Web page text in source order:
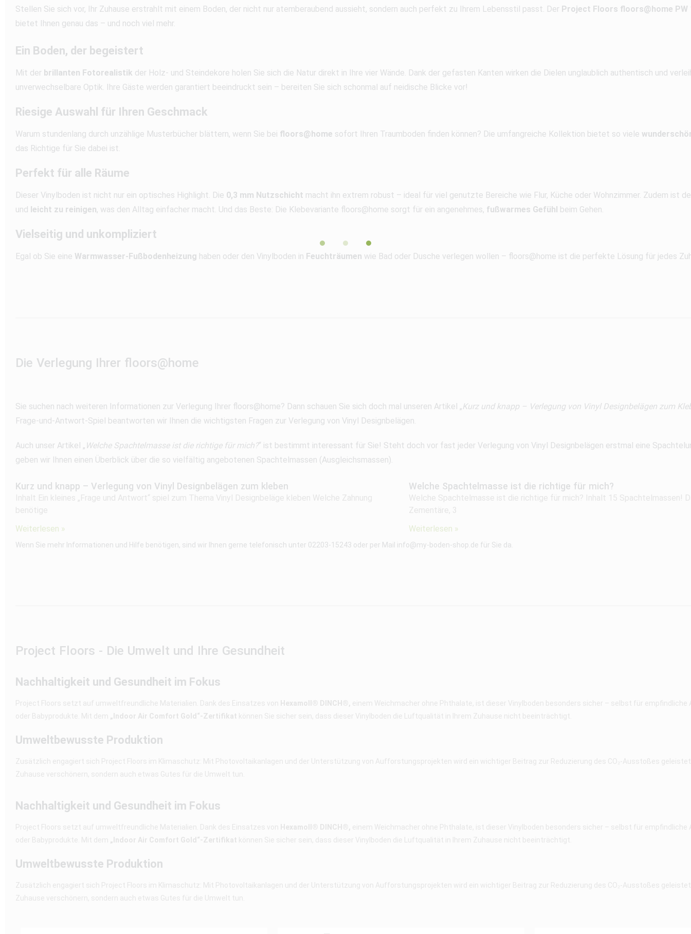
Stellen Sie sich vor, Ihr Zuhause erstrahlt mit einem Boden, der nicht nur atemberaubend aussieht, sondern auch perfekt zu Ihrem Lebensstil passt. Der Project Floors floors@home PW
bietet Ihnen genau das – und noch viel mehr.
Ein Boden, der begeistert
Mit der brillanten Fotorealistik der Holz- und Steindekore holen Sie sich die Natur direkt in Ihre vier Wände. Dank der gefasten Kanten wirken die Dielen unglaublich authentisch und
unverwechselbare Optik. Ihre Gäste werden garantiert beeindruckt sein – bereiten Sie sich schonmal auf neidische Blicke vor!
Riesige Auswahl für Ihren Geschmack
Warum stundenlang durch unzählige Musterbücher blättern, wenn Sie bei floors@home sofort Ihren Traumboden finden können? Die umfangreiche Kollektion bietet so viele
das Richtige für Sie dabei ist.
Perfekt für alle Räume
Dieser Vinylboden ist nicht nur ein optisches Highlight. Die 0,3 mm Nutzschicht macht ihn extrem robust – ideal für viel genutzte Bereiche wie Flur, Küche oder Wohnzimmer. Zudem ist
und
leicht zu reinigen, was den Alltag einfacher macht. Und das Beste: Die Klebevariante floors@home sorgt für ein angenehmes, fußwarmes Gefühl beim Gehen.
Vielseitig und unkompliziert
Egal ob Sie eine Warmwasser-Fußbodenheizung haben oder den Vinylboden in Feuchträumen wie Bad oder Dusche verlegen wollen – floors@home ist die perfekte Lösung für jedes
Die Verlegung Ihrer floors@home
Sie suchen nach weiteren Informationen zur Verlegung Ihrer floors@home? Dann schauen Sie sich doch mal unseren Artikel „Kurz und knapp – Verlegung von Vinyl Designbelägen zum
Frage-und-Antwort-Spiel beantworten wir Ihnen die wichtigsten Fragen zur Verlegung von Vinyl Designbelägen.
Auch unser Artikel „ Welche Spachtelmasse ist die richtige für mich?“ ist bestimmt interessant für Sie! Steht doch vor fast jeder Verlegung von Vinyl Designbelägen erstmal eine
geben wir Ihnen einen Überblick über die so vielfältig angebotenen Spachtelmassen (Ausgleichsmassen).
Kurz und knapp – Verlegung von Vinyl Designbelägen zum kleben
Inhalt Ein kleines „Frage und Antwort“ spiel zum Thema Vinyl Designbeläge kleben Welche Zahnung
benötige
Weiterlesen »
Welche Spachtelmasse ist die richtige für mich?
Welche Spachtelmasse ist die richtige für mich? Inhalt 15 Spachtelmassen!
Zementäre, 3
Weiterlesen »
Wenn Sie mehr Informationen und Hilfe benötigen, sind wir Ihnen gerne telefonisch unter 02203-15243 oder per Mail info@my-boden-shop.de für Sie da.
Project Floors - Die Umwelt und Ihre Gesundheit
Nachhaltigkeit und Gesundheit im Fokus
Project Floors setzt auf umweltfreundliche Materialien. Dank des Einsatzes von Hexamoll® DINCH®, einem Weichmacher ohne Phthalate, ist dieser Vinylboden besonders sicher – selbst für empfindliche
oder Babyprodukte. Mit dem „Indoor Air Comfort Gold“-Zertifikat können Sie sicher sein, dass dieser Vinylboden die Luftqualität in Ihrem Zuhause nicht beeinträchtigt.
Umweltbewusste Produktion
Zusätzlich engagiert sich Project Floors im Klimaschutz: Mit Photovoltaikanlagen und der Unterstützung von Aufforstungsprojekten wird ein wichtiger Beitrag zur Reduzierung des CO₂-Ausstoßes
Zuhause verschönern, sondern auch etwas Gutes für die Umwelt tun.
Nachhaltigkeit und Gesundheit im Fokus
Project Floors setzt auf umweltfreundliche Materialien. Dank des Einsatzes von Hexamoll® DINCH®, einem Weichmacher ohne Phthalate, ist dieser Vinylboden besonders sicher – selbst für empfindliche
oder Babyprodukte. Mit dem „Indoor Air Comfort Gold“-Zertifikat können Sie sicher sein, dass dieser Vinylboden die Luftqualität in Ihrem Zuhause nicht beeinträchtigt.
Umweltbewusste Produktion
Zusätzlich engagiert sich Project Floors im Klimaschutz: Mit Photovoltaikanlagen und der Unterstützung von Aufforstungsprojekten wird ein wichtiger Beitrag zur Reduzierung des CO₂-Ausstoßes
Zuhause verschönern, sondern auch etwas Gutes für die Umwelt tun.